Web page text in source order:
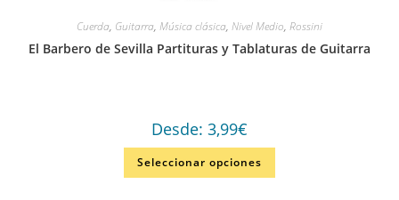
Cuerda, Guitarra, Música clásica, Nivel Medio, Rossini
El Barbero de Sevilla Partituras y Tablaturas de Guitarra
Desde: 3,99€
Seleccionar opciones